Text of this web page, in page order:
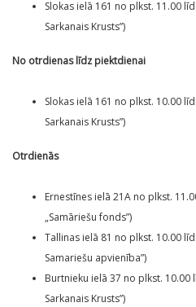
Slokas ielā 161 no plkst. 11.00
Sarkanais Krusts”)
No otrdienas līdz piektdienai
Slokas ielā 161 no plkst. 10.00
Sarkanais Krusts”)
Otrdienās
Ernestīnes ielā 21A no plkst.
„Samāriešu fonds”)
Tallinas ielā 81 no plkst. 10.00
Samariešu apvienība”)
Burtnieku ielā 37 no plkst. 10.00
Sarkanais Krusts”)